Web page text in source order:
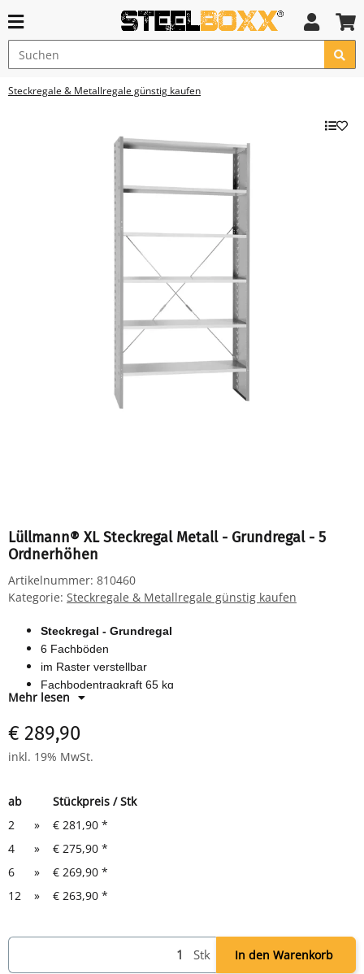
Steckregale & Metallregale günstig kaufen
Lüllmann® XL Steckregal Metall - Grundregal - 5
Ordnerhöhen
Artikelnummer: 810460
Kategorie: Steckregale & Metallregale günstig kaufen
Steckregal - Grundregal
6 Fachböden
im Raster verstellbar
Fachbodentragkraft 65 kg
Farbe: RAL 7035 Lichtgrau
Mehr lesen
€ 289,90
inkl. 19% MwSt.
ab
Stückpreis / Stk
2
» € 281,90 *
4
» € 275,90 *
6
» € 269,90 *
12
» € 263,90 *
Stk In den Warenkorb